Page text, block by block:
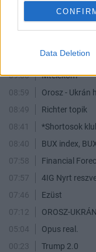
Data Deletion
Magyar
09:10
Alteo Nyrt.
09:00
Mtelekom
08:59
Orosz - Ukrán
08:49
Richter topik
08:41
*Shortosok
08:40
BUX index,
07:58
Financial
07:57
4IG Nyrt
07:46
Ezüst
07:12
OROSZ-
05:04
Opus real.
00:23
Trump 2.0